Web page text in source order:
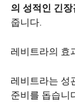
의 성적인 긴
줍니다.
레비트라의 효
레비트라는 성
준비를 돕습니